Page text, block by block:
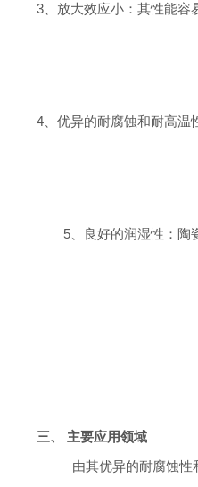
3、 放大效应小：其性能容
4、 优异的耐腐蚀和耐高温
5、 良好的润湿性：陶
三、
主要应用领域
由其优异的耐腐蚀